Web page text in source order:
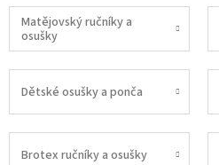
Matějovský ručníky a
osušky
Dětské osušky a ponča
Brotex ručníky a osušky